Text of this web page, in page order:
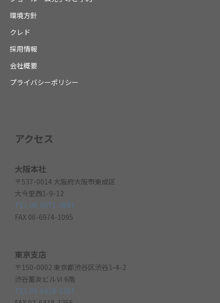
環境方針
クレド
採用情報
会社概要
プライバシーポリシー
アクセス
大阪本社
〒537-0014 大阪府大阪市東成区
大今里西1-9-12
TEL 06-6971-3897
FAX 06-6974-1095
東京支店
〒150-0002 東京都渋谷区渋谷1-4-2
渋谷董友ビルⅥ 6階
TEL 03-6418-1357